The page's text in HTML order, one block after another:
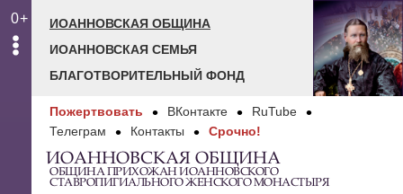
0+
ИОАННОВСКАЯ ОБЩИНА
ИОАННОВСКАЯ СЕМЬЯ
БЛАГОТВОРИТЕЛЬНЫЙ ФОНД
Пожертвовать ВКонтакте
RuTube
Телеграм
Контакты Срочно!
ИОАННОВСКАЯ ОБЩИНА
ОБЩИНА ПРИХОЖАН ИОАННОВСКОГО
СТАВРОПИГИАЛЬНОГО ЖЕНСКОГО МОНАСТЫРЯ